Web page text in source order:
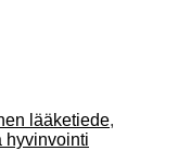
lääketiede,
hyvinvointi